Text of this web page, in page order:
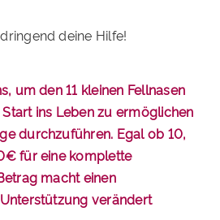
deine Hilfe!
um den 11 kleinen Fellnasen
ins Leben zu ermöglichen
durchzuführen. Egal ob 10,
für eine komplette
macht einen
verändert